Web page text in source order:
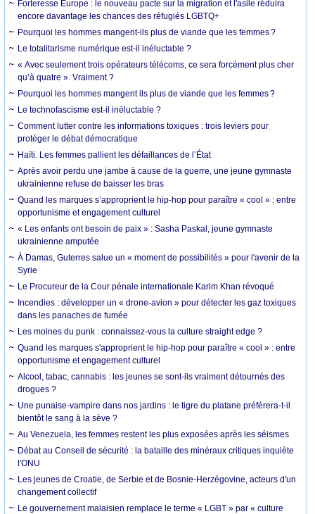
Forteresse Europe : le nouveau pacte sur la migration et l'asile réduira
encore davantage les chances des réfugiés LGBTQ+
Pourquoi les hommes mangent-ils plus de viande que les femmes ?
Le totalitarisme numérique est-il inéluctable ?
« Avec seulement trois opérateurs télécoms, ce sera forcément plus cher
qu’à quatre ». Vraiment ?
Pourquoi les hommes mangent ils plus de viande que les femmes ?
Le technofascisme est-il inéluctable ?
Comment lutter contre les informations toxiques : trois leviers pour
protéger le débat démocratique
Haïti. Les femmes pallient les défaillances de l’État
Après avoir perdu une jambe à cause de la guerre, une jeune gymnaste
ukrainienne refuse de baisser les bras
Quand les marques s’approprient le hip-hop pour paraître « cool » : entre
opportunisme et engagement culturel
« Les enfants ont besoin de paix » : Sasha Paskal, jeune gymnaste
ukrainienne amputée
À Damas, Guterres salue un « moment de possibilités » pour l'avenir de la
Syrie
Le Procureur de la Cour pénale internationale Karim Khan révoqué
Incendies : développer un « drone-avion » pour détecter les gaz toxiques
dans les panaches de fumée
Les moines du punk : connaissez-vous la culture straight edge ?
Quand les marques s'approprient le hip-hop pour paraître « cool » : entre
opportunisme et engagement culturel
Alcool, tabac, cannabis : les jeunes se sont-ils vraiment détournés des
drogues ?
Une punaise-vampire dans nos jardins : le tigre du platane préférera-t-il
bientôt le sang à la sève ?
Au Venezuela, les femmes restent les plus exposées après les séismes
Débat au Conseil de sécurité : la bataille des minéraux critiques inquiète
l'ONU
Les jeunes de Croatie, de Serbie et de Bosnie-Herzégovine, acteurs d'un
changement collectif
Le gouvernement malaisien remplace le terme « LGBT » par « culture